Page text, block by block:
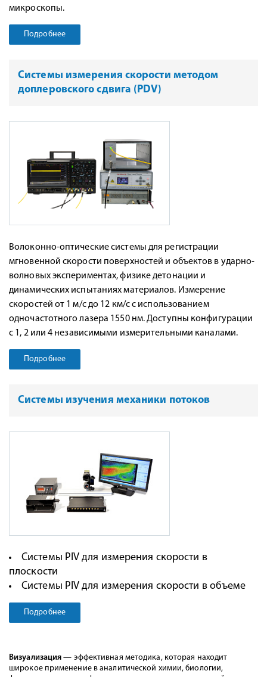
микроскопы.
Подробнее
Системы измерения скорости методом
доплеровского сдвига (PDV)
Волоконно-оптические системы для регистрации
мгновенной скорости поверхностей и объектов в ударно-
волновых экспериментах, физике детонации и
динамических испытаниях материалов. Измерение
скоростей от 1 м/с до 12 км/с с использованием
одночастотного лазера 1550 нм. Доступны конфигурации
с 1, 2 или 4 независимыми измерительными каналами.
Подробнее
Системы изучения механики потоков
Системы PIV для измерения скорости в
плоскости
Системы PIV для измерения скорости в объеме
Подробнее
Визуализация — эффективная методика, которая находит
широкое применение в аналитической химии, биологии,